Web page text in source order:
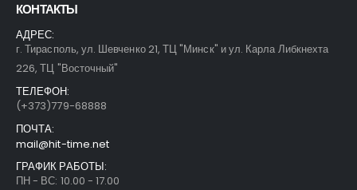
КОНТАКТЫ
АДРЕС:
г. Тирасполь, ул. Шевченко 21, ТЦ "Минск" и ул. Карла Либкнехта
226, ТЦ "Восточный"
ТЕЛЕФОН:
(+373)779-68888
ПОЧТА:
mail@hit-time.net
ГРАФИК РАБОТЫ:
ПН - ВС: 10.00 - 17.00